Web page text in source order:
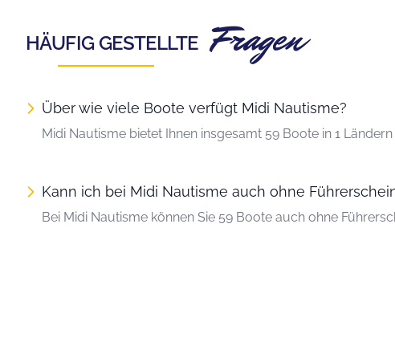
HÄUFIG GESTELLTE Fragen
Über wie viele Boote verfügt Midi Nautisme?
Midi Nautisme bietet Ihnen insgesamt 59 Boote in 1 Ländern
Kann ich bei Midi Nautisme auch ohne
Bei Midi Nautisme können Sie 59 Boote auch ohne